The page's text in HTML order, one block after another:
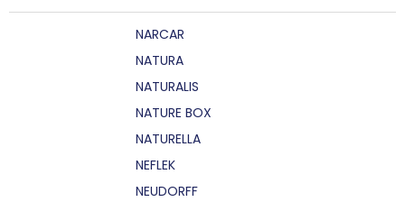
NARCAR
NATURA
NATURALIS
NATURE BOX
NATURELLA
NEFLEK
NEUDORFF